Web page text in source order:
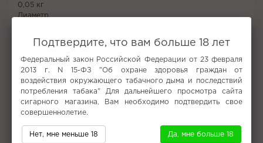
0,05 кг
Диаметр
Не забудьте купить
Подтвердите, что вам больше 18 лет
Федеральный закон Российской Федерации от 23 февраля
2013 г. N 15-ФЗ "Об охране здоровья граждан от
воздействия окружающего табачного дыма и последствий
потребления табака" Для дальнейшего просмотра сайта
сигарного магазина, Вам необходимо подтвердить свое
совершеннолетие.
Нет, мне меньше 18 Да, мне больше 18